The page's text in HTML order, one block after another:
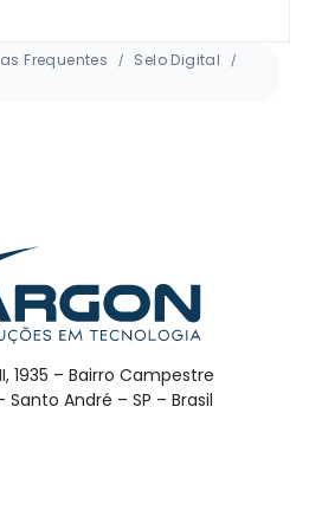
Frequentes
Selo Digital
1935 – Bairro Campestre
Santo André – SP – Brasil